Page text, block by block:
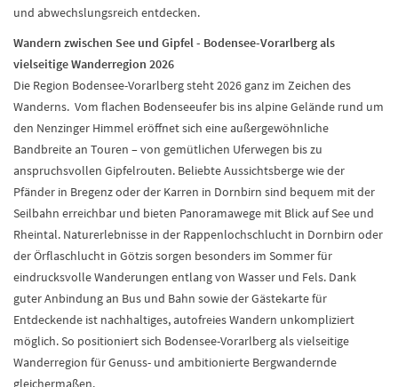
und abwechslungsreich entdecken.
Wandern zwischen See und Gipfel - Bodensee-Vorarlberg als
vielseitige Wanderregion 2026
Die Region Bodensee-Vorarlberg steht 2026 ganz im Zeichen des
Wanderns. Vom flachen Bodenseeufer bis ins alpine Gelände rund um
den Nenzinger Himmel eröffnet sich eine außergewöhnliche
Bandbreite an Touren – von gemütlichen Uferwegen bis zu
anspruchsvollen Gipfelrouten. Beliebte Aussichtsberge wie der
Pfänder in Bregenz oder der Karren in Dornbirn sind bequem mit der
Seilbahn erreichbar und bieten Panoramawege mit Blick auf See und
Rheintal. Naturerlebnisse in der Rappenlochschlucht in Dornbirn oder
der Örflaschlucht in Götzis sorgen besonders im Sommer für
eindrucksvolle Wanderungen entlang von Wasser und Fels. Dank
guter Anbindung an Bus und Bahn sowie der Gästekarte für
Entdeckende ist nachhaltiges, autofreies Wandern unkompliziert
möglich. So positioniert sich Bodensee-Vorarlberg als vielseitige
Wanderregion für Genuss- und ambitionierte Bergwandernde
gleichermaßen.